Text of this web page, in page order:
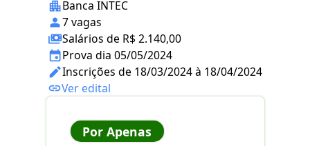
Banca INTEC
7 vagas
Salários de R$ 2.140,00
Prova dia 05/05/2024
Inscrições de 18/03/2024 à 18/04/2024
Ver edital
Por Apenas